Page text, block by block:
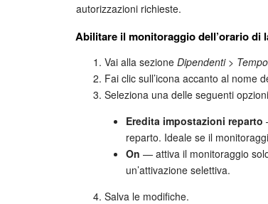
autorizzazioni richieste.
Abilitare il monitoraggio dell’orario di
Vai alla sezione Dipendenti >
Fai clic sull’icona accanto al nome
Seleziona una delle seguenti
Eredita impostazioni reparto
reparto. Ideale se il
On — attiva il monitoraggio
un’attivazione selettiva.
Salva le modifiche.